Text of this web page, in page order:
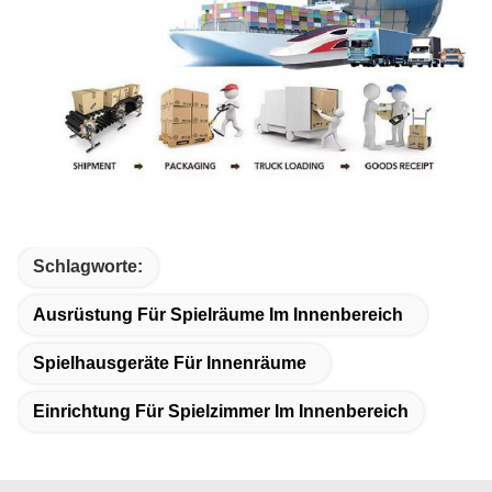
Schlagworte:
Ausrüstung Für Spielräume Im Innenbereich
Spielhausgeräte Für Innenräume
Einrichtung Für Spielzimmer Im Innenbereich